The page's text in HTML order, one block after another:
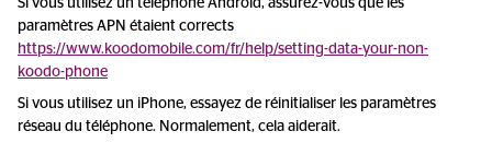
Si vous utilisez un téléphone Android, assurez-vous que les
paramètres APN étaient corrects
https://www.koodomobile.com/fr/help/setting-data-your-non-
koodo-phone
Si vous utilisez un iPhone, essayez de réinitialiser les paramètres
réseau du téléphone. Normalement, cela aiderait.